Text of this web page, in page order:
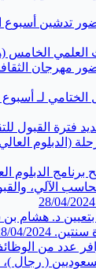
تدشين أسبوع
العلمي الخامس
مهرجان
لـ
فترة القبول
(الدبلوم
برنامج الدبلوم
الآلي،
28/04/2024
د. هشام بن
سنتين. 04/2024
عدد من
( رجال